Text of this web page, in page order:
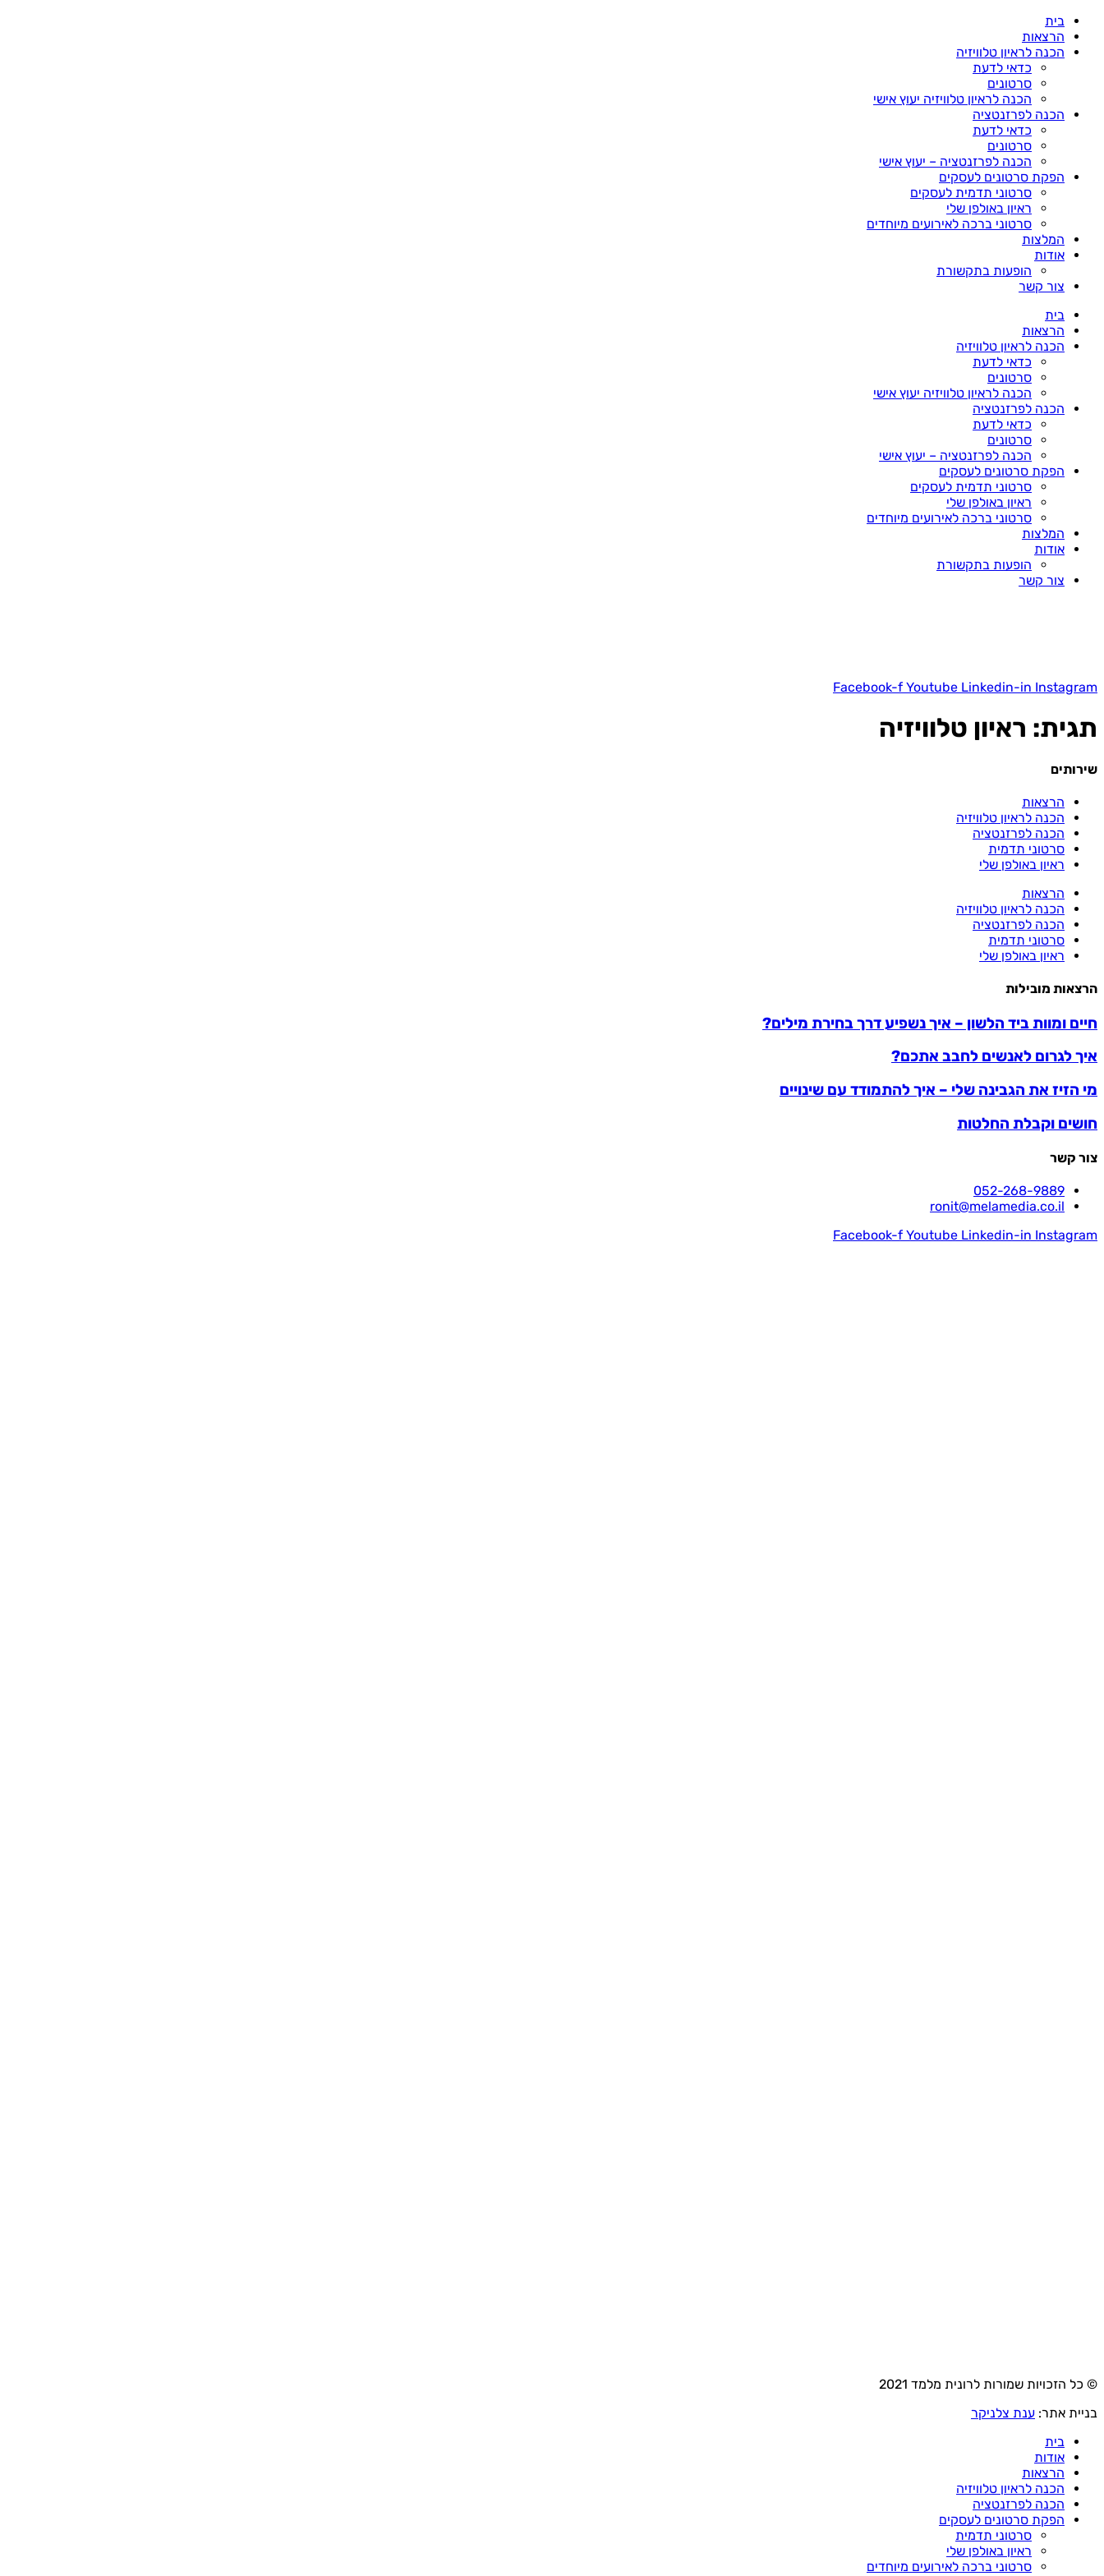
לתוכן
בית
הרצאות
הכנה לראיון טלוויזיה
כדאי לדעת
סרטונים
הכנה לראיון טלוויזיה יעוץ אישי
הכנה לפרזנטציה
כדאי לדעת
סרטונים
הכנה לפרזנטציה – יעוץ אישי
הפקת סרטונים לעסקים
סרטוני תדמית לעסקים
ראיון באולפן שלי
סרטוני ברכה לאירועים מיוחדים
המלצות
אודות
הופעות בתקשורת
צור קשר
בית
הרצאות
הכנה לראיון טלוויזיה
כדאי לדעת
סרטונים
הכנה לראיון טלוויזיה יעוץ אישי
הכנה לפרזנטציה
כדאי לדעת
סרטונים
הכנה לפרזנטציה – יעוץ אישי
הפקת סרטונים לעסקים
סרטוני תדמית לעסקים
ראיון באולפן שלי
סרטוני ברכה לאירועים מיוחדים
המלצות
אודות
הופעות בתקשורת
צור קשר
Facebook-f Youtube Linkedin-in Instagram
תגית: ראיון טלוויזיה
שירותים
הרצאות
הכנה לראיון טלוויזיה
הכנה לפרזנטציה
סרטוני תדמית
ראיון באולפן שלי
הרצאות
הכנה לראיון טלוויזיה
הכנה לפרזנטציה
סרטוני תדמית
ראיון באולפן שלי
הרצאות מובילות
חיים ומוות ביד הלשון – איך נשפיע דרך בחירת מילים?
איך לגרום לאנשים לחבב אתכם?
מי הזיז את הגבינה שלי – איך להתמודד עם שינויים
חושים וקבלת החלטות
צור קשר
052-268-9889
ronit@melamedia.co.il
Facebook-f Youtube Linkedin-in Instagram
© כל הזכויות שמורות לרונית מלמד 2021
בניית אתר: ענת צלניקר
בית
אודות
הרצאות
הכנה לראיון טלוויזיה
הכנה לפרזנטציה
הפקת סרטונים לעסקים
סרטוני תדמית
ראיון באולפן שלי
סרטוני ברכה לאירועים מיוחדים